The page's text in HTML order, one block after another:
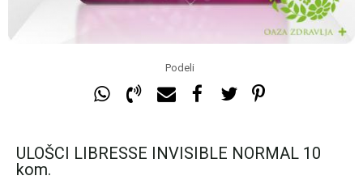
Podeli
ULOŠCI LIBRESSE INVISIBLE NORMAL 10
kom.